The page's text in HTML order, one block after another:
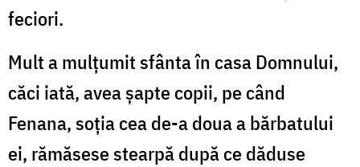
feciori.
Mult a mulţumit sfânta în casa Domnului,
căci iată, avea şapte copii, pe când
Fenana, soţia cea de-a doua a bărbatului
ei, rămăsese stearpă după ce dăduse